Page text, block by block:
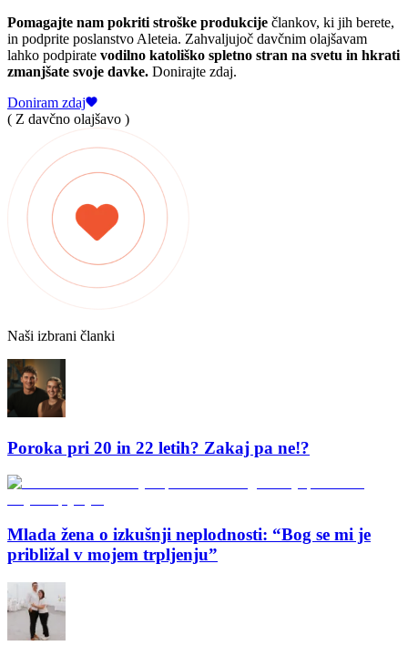
Pomagajte nam pokriti stroške produkcije člankov, ki jih berete,
in podprite poslanstvo Aleteia. Zahvaljujoč davčnim olajšavam
lahko podpirate vodilno katoliško spletno stran na svetu in hkrati
zmanjšate svoje davke. Donirajte zdaj.
Doniram zdaj
( Z davčno olajšavo )
Naši izbrani članki
Poroka pri 20 in 22 letih? Zakaj pa ne!?
Mlada žena o izkušnji neplodnosti: “Bog se mi je
približal v mojem trpljenju”